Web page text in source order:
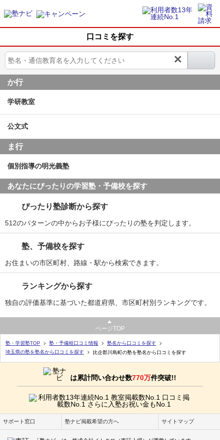
口コミを探す
×
か行
学研教室
公文式
ま行
個別指導の明光義塾
あなたにぴったりの学習塾・予備校を探す
ぴったり塾診断から探す
512のパターンの中からお子様にぴったりの塾を判定します。
塾、予備校を探す
お住まいの市区町村、路線・駅から検索できます。
ランキングから探す
独自の評価基準に基づいた都道府県、市区町村別ランキングです。
ページTOP
塾・学習塾TOP 塾・予備校口コミ情報
塾名から口コミを探す
埼玉県の塾を塾名から口コミを探す
比企郡川島町の塾を塾名から口コミを探す
は累計問い合わせ数770万件突破!!
サポート窓口 塾ナビ掲載希望の方へ サイトマップ